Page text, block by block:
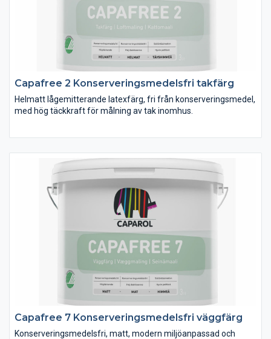
Capafree 2 Konserveringsmedelsfri takfärg
Helmatt lågemitterande latexfärg, fri från konserveringsmedel,
med hög täckkraft för målning av tak inomhus.
väljer att undvika kontakt med konserveringsmedel.
Capafree 7 Konserveringsmedelsfri väggfärg
Konserveringsmedelsfri, matt, modern miljöanpassad och